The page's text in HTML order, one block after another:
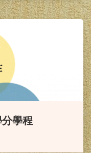
年度
究計
師升等副
學程